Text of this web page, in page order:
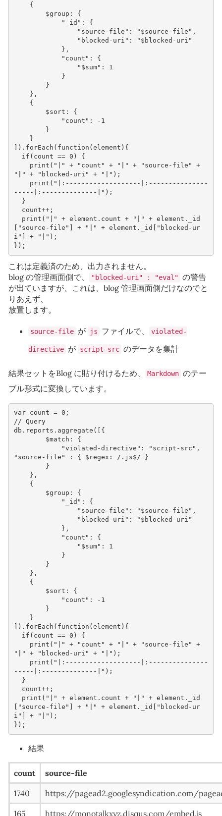
{
$group :
{
"_id" :
{
"source-file" : "$source-file" ,
"blocked-uri" :
"$blocked-uri"
},
"count" :
{
"$sum" :
1
}
}
},
{
$sort :
{
"count" : - 1
}
}
]). forEach ( function ( element ){
if ( count == 0 )
{
print ( "|" + "count" + "|" + "source-file"
+
"|"
+ "blocked-uri" + "|" );
print ( "|:-------------------|:---------------
-----|:--------------|" );
}
count++;
print ( "|" + element . count + "|" + element .
_id
"source-file" + "|" + element . _id
"blocked-ur
i"
+ "|" );
});
これは定義済のため、出力されません。
blog の管理画面側で、
"blocked-uri" : "eval" の警告
が出ていますが、これは、blog 管理画面側だけなのでと
りあえず、
放置します。
source-file が js ファイルで、 violated-
directive が script-src のデータを集計
結果セットをBlog に貼り付けるため、 Markdown のテー
ブル形式に変換しています。
var count = 0 ;
// Query
db . reports . aggregate ([{
$match :
{
"violated-directive" : "script-src" ,
"source-file"
: { $regex : /.js$/
}
}
},
{
$group :
{
"_id" :
{
"source-file" : "$source-file" ,
"blocked-uri" :
"$blocked-uri"
},
"count" :
{
"$sum" :
1
}
}
},
{
$sort :
{
"count" : - 1
}
}
]). forEach ( function ( element ){
if ( count == 0 )
{
print ( "|" + "count" + "|" + "source-file"
+
"|"
+ "blocked-uri" + "|" );
print ( "|:-------------------|:---------------
-----|:--------------|" );
}
count++;
print ( "|" + element . count + "|" + element .
_id
"source-file" + "|" + element . _id
"blocked-ur
i"
+ "|" );
});
結果
count source-file
1740 https://pagead2.googlesyndication.com/
165 https://monotalkxyz.disqus.com/embed.js